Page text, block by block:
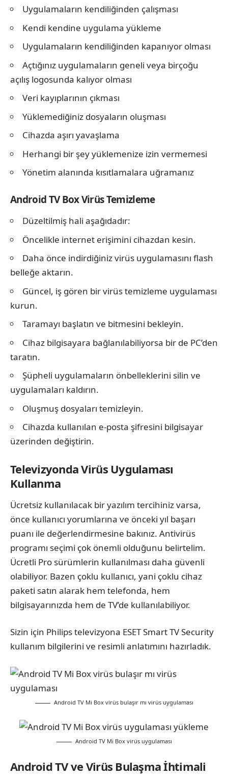
Uygulamaların kendiliğinden çalışması
Kendi kendine uygulama yükleme
Uygulamaların kendiliğinden kapanıyor olması
Açtığınız uygulamaların geneli veya birçoğu
açılış logosunda kalıyor olması
Veri kayıplarının çıkması
Yüklemediğiniz dosyaların oluşması
Cihazda aşırı yavaşlama
Herhangi bir şey yüklemenize izin vermemesi
Yönetim alanında kısıtlamalara uğramanız
Android TV Box Virüs Temizleme
Düzeltilmiş hali aşağıdadır:
Öncelikle internet erişimini cihazdan kesin.
Daha önce indirdiğiniz virüs uygulamasını flash
belleğe aktarın.
Güncel, iş gören bir virüs temizleme uygulaması
kurun.
Taramayı başlatın ve bitmesini bekleyin.
Cihaz bilgisayara bağlanılabiliyorsa bir de PC’den
taratın.
Şüpheli uygulamaların önbelleklerini silin ve
uygulamaları kaldırın.
Oluşmuş dosyaları temizleyin.
Cihazda kullanılan e‑posta şifresini bilgisayar
üzerinden değiştirin.
Televizyonda Virüs Uygulaması
Kullanma
Ücretsiz kullanılacak bir yazılım tercihiniz varsa,
önce kullanıcı yorumlarına ve önceki yıl başarı
puanı ile değerlendirmesine bakınız. Antivirüs
programı seçimi çok önemli olduğunu belirtelim.
Ücretli Pro sürümlerin kullanılması daha güvenli
olabiliyor. Bazen çoklu kullanıcı, yani çoklu cihaz
paketi satın alarak hem telefonda, hem
bilgisayarınızda hem de TV’de kullanılabiliyor.
Sizin için Philips televizyona ESET Smart TV Security
kullanım bilgilerini ve resimli anlatımını hazırladık.
Android TV Mi Box virüs bulaşır mı virüs uygulaması
Android TV Mi Box virüs uygulaması
Android TV ve Virüs Bulaşma İhtimali